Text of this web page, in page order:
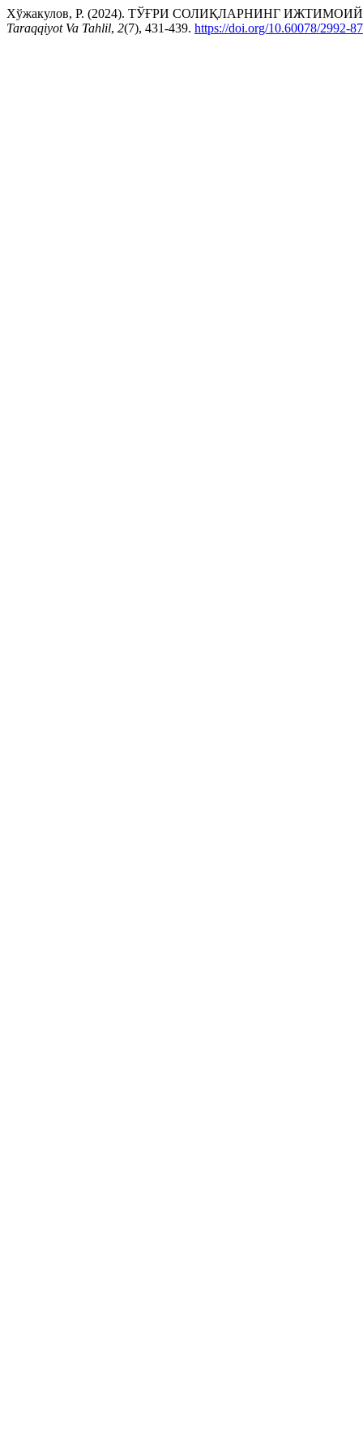
Хўжакулов, Р. (2024). ТЎҒРИ СОЛИҚЛАРНИНГ
Taraqqiyot Va Tahlil, 2(7), 431-439. https://doi.org/10.60078/2992-